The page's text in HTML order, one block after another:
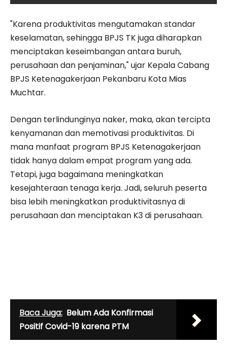
"Karena produktivitas mengutamakan standar
keselamatan, sehingga BPJS TK juga diharapkan
menciptakan keseimbangan antara buruh,
perusahaan dan penjaminan," ujar Kepala Cabang
BPJS Ketenagakerjaan Pekanbaru Kota Mias
Muchtar.
Dengan terlindunginya naker, maka, akan tercipta
kenyamanan dan memotivasi produktivitas. Di
mana manfaat program BPJS Ketenagakerjaan
tidak hanya dalam empat program yang ada.
Tetapi, juga bagaimana meningkatkan
kesejahteraan tenaga kerja. Jadi, seluruh peserta
bisa lebih meningkatkan produktivitasnya di
perusahaan dan menciptakan K3 di perusahaan.
Baca Juga: Belum Ada Konfirmasi
Positif Covid-19 karena PTM